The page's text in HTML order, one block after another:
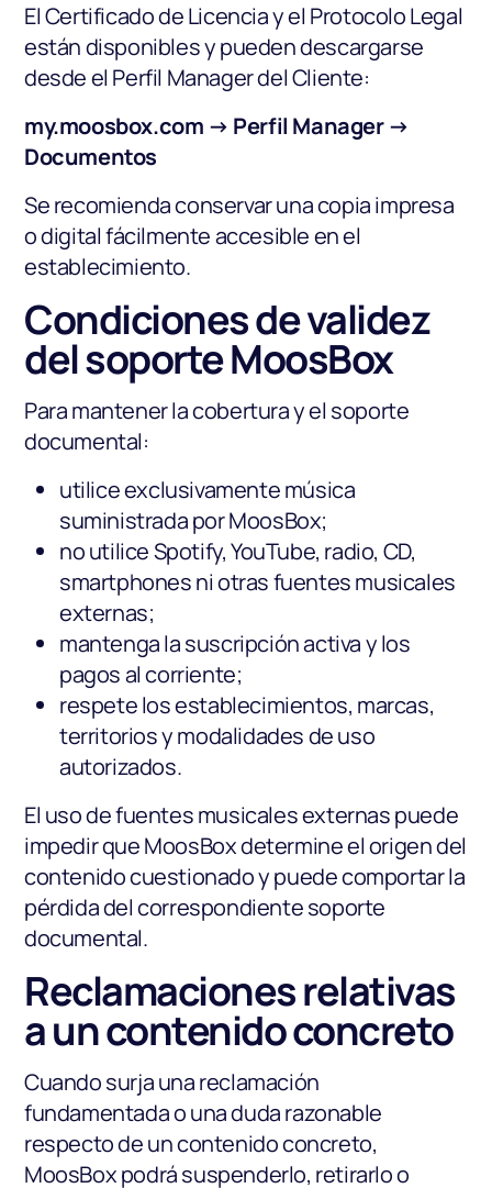
El Certificado de Licencia y el Protocolo Legal
están disponibles y pueden descargarse
desde el Perfil Manager del Cliente:
my.moosbox.com → Perfil Manager →
Documentos
Se recomienda conservar una copia impresa
o digital fácilmente accesible en el
establecimiento.
Condiciones de validez
del soporte MoosBox
Para mantener la cobertura y el soporte
documental:
utilice exclusivamente música
suministrada por MoosBox;
no utilice Spotify, YouTube, radio, CD,
smartphones ni otras fuentes musicales
externas;
mantenga la suscripción activa y los
pagos al corriente;
respete los establecimientos, marcas,
territorios y modalidades de uso
autorizados.
El uso de fuentes musicales externas puede
impedir que MoosBox determine el origen del
contenido cuestionado y puede comportar la
pérdida del correspondiente soporte
documental.
Reclamaciones relativas
a un contenido concreto
Cuando surja una reclamación
fundamentada o una duda razonable
respecto de un contenido concreto,
MoosBox podrá suspenderlo, retirarlo o